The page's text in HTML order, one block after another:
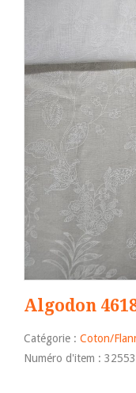
Algodon
Catégorie : Coton/
Numéro d'item : 32553